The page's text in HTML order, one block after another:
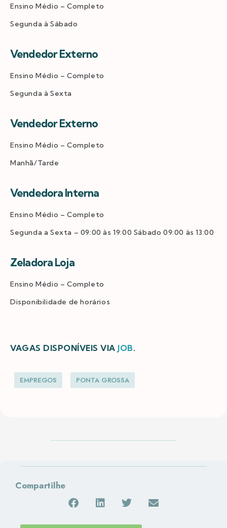
Ensino Médio – Completo
Segunda à Sábado
Vendedor Externo
Ensino Médio – Completo
Segunda à Sexta
Vendedor Externo
Ensino Médio – Completo
Manhã/Tarde
Vendedora Interna
Ensino Médio – Completo
Segunda a Sexta – 09:00 às 19:00 Sábado 09:00 às 13:00
Zeladora Loja
Ensino Médio – Completo
Disponibilidade de horários
VAGAS DISPONÍVEIS VIA JOB.
EMPREGOS PONTA GROSSA
Compartilhe